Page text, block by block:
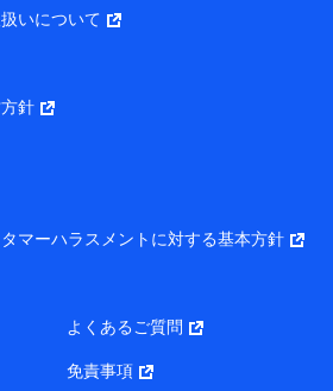
続き・管理等付帯業務を行うため
フィナンシャルグループ 代表取締役
形町2-14-10 アーバンネット日本橋
シュアランス 代表取締役社長 吉
いについて
針
マーハラスメントに対する基本方針
よくあるご質問
免責事項